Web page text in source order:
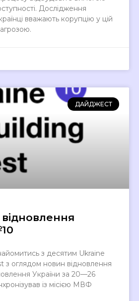
Дослідження
вважають корупцію у цій
ДАЙДЖЕСТ
з десятим Ukraine
з оглядом новин відновлення
України за 20—26
із місією МВФ